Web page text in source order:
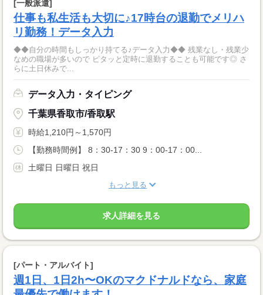
[一般派遣]
仕事も私生活も大切に♪17時台の退勤でメリハ
リ勤務！データ入力
◆◆自分の時間もしっかり持てる♪データ入力◆◆ 残業なし・残業少
なめの職場が多いので ピタッと定時に退勤することも可能です◎ さ
らに土日休みで...
データ入力・タイピング
千葉県香取市/香取駅
時給1,210円～1,570円
【勤務時間例】 8：30-17：30 9：00-17：00...
土曜日 日曜日 祝日
もっと見る
求人詳細を見る
[パート・アルバイト]
週1日、1日2h〜OKのマクドナルドなら、家庭